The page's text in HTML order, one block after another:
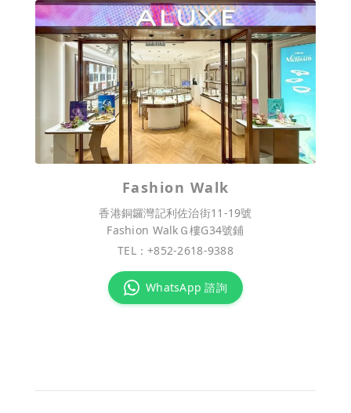
Fashion Walk
香港銅鑼灣記利佐治街11-19號
Fashion WalkＧ樓G34號鋪
TEL：+852-2618-9388
WhatsApp 諮詢